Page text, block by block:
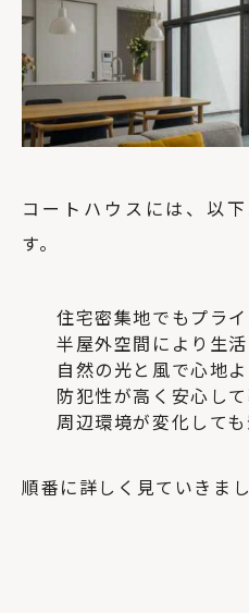
コートハウスには、以
す。
住宅密集地でもプラ
半屋外空間により生
自然の光と風で心地
防犯性が高く安心し
周辺環境が変化して
順番に詳しく見ていきまし